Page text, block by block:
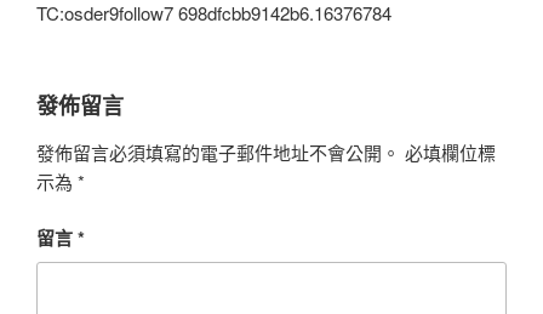
TC:osder9follow7 698dfcbb9142b6.16376784
發佈留言
發佈留言必須填寫的電子郵件地址不會公開。 必填欄位標
示為 *
留言*